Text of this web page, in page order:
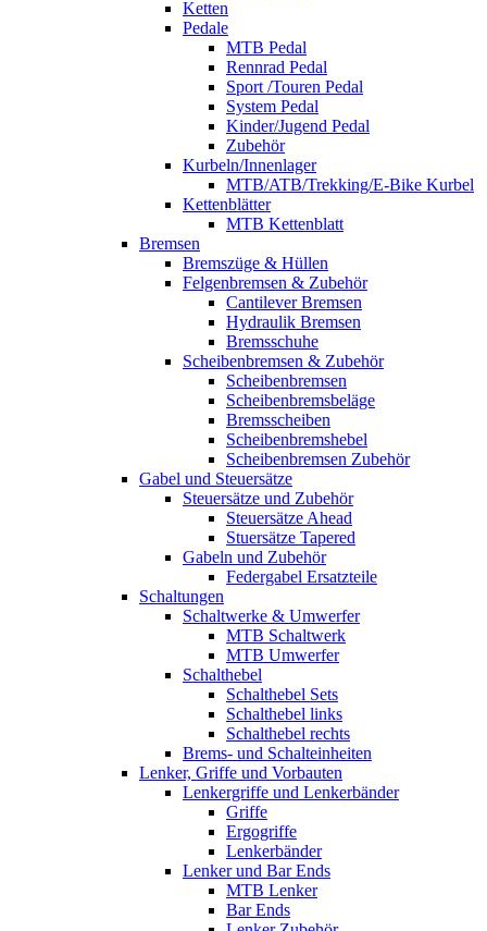
Ketten
Pedale
MTB Pedal
Rennrad Pedal
Sport /Touren Pedal
System Pedal
Kinder/Jugend Pedal
Zubehör
Kurbeln/Innenlager
MTB/ATB/Trekking/E-Bike Kurbel
Kettenblätter
MTB Kettenblatt
Bremsen
Bremszüge & Hüllen
Felgenbremsen & Zubehör
Cantilever Bremsen
Hydraulik Bremsen
Bremsschuhe
Scheibenbremsen & Zubehör
Scheibenbremsen
Scheibenbremsbeläge
Bremsscheiben
Scheibenbremshebel
Scheibenbremsen Zubehör
Gabel und Steuersätze
Steuersätze und Zubehör
Steuersätze Ahead
Stuersätze Tapered
Gabeln und Zubehör
Federgabel Ersatzteile
Schaltungen
Schaltwerke & Umwerfer
MTB Schaltwerk
MTB Umwerfer
Schalthebel
Schalthebel Sets
Schalthebel links
Schalthebel rechts
Brems- und Schalteinheiten
Lenker, Griffe und Vorbauten
Lenkergriffe und Lenkerbänder
Griffe
Ergogriffe
Lenkerbänder
Lenker und Bar Ends
MTB Lenker
Bar Ends